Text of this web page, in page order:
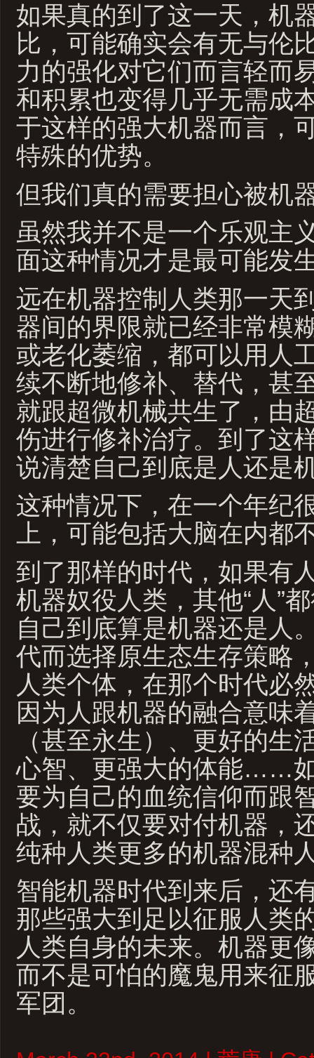
如果真的到了这一天，机
比，可能确实会有无与伦
力的强化对它们而言轻而
和积累也变得几乎无需成
于这样的强大机器而言，
特殊的优势。
但我们真的需要担心被机
虽然我并不是一个乐观主
面这种情况才是最可能发
远在机器控制人类那一天
器间的界限就已经非常模
或老化萎缩，都可以用人
续不断地修补、替代，甚
就跟超微机械共生了，由
伤进行修补治疗。到了这
说清楚自己到底是人还是
这种情况下，在一个年纪
上，可能包括大脑在内都
到了那样的时代，如果有
机器奴役人类，其他“人”
自己到底算是机器还是人
代而选择原生态生存策略
人类个体，在那个时代必
因为人跟机器的融合意味
（甚至永生）、更好的生
心智、更强大的体能……
要为自己的血统信仰而跟
战，就不仅要对付机器，
纯种人类更多的机器混种
智能机器时代到来后，还
那些强大到足以征服人类
人类自身的未来。机器更
而不是可怕的魔鬼用来征
军团。